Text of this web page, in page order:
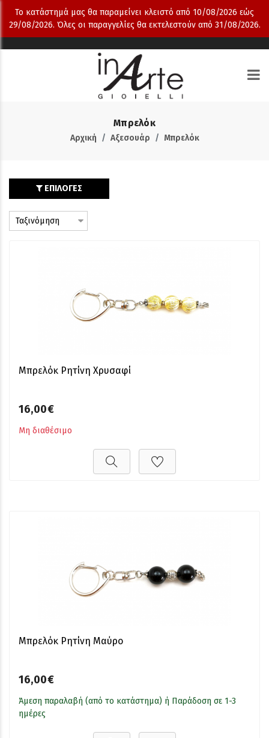
Το κατάστημά μας θα παραμείνει κλειστό από 10/08/2026 εώς
29/08/2026. Όλες οι παραγγελίες θα εκτελεστούν από 31/08/2026.
Μπρελόκ
Αρχική Αξεσουάρ Μπρελόκ
ΕΠΙΛΟΓΕΣ
Μπρελόκ Ρητίνη Χρυσαφί
16,00€
Μη διαθέσιμο
Μπρελόκ Ρητίνη Μαύρο
16,00€
Άμεση παραλαβή (από το κατάστημα) ή Παράδοση σε 1-3
ημέρες